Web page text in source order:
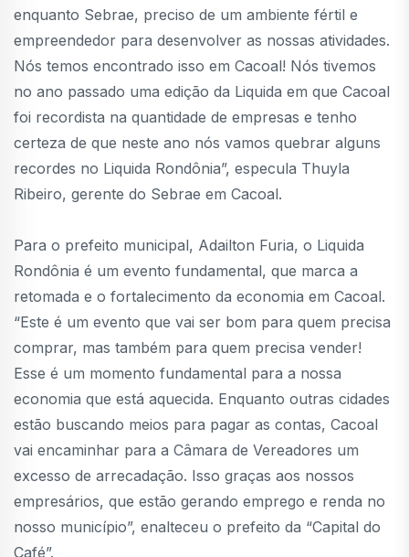
enquanto Sebrae, preciso de um ambiente fértil e
empreendedor para desenvolver as nossas atividades.
Nós temos encontrado isso em Cacoal! Nós tivemos
no ano passado uma edição da Liquida em que Cacoal
foi recordista na quantidade de empresas e tenho
certeza de que neste ano nós vamos quebrar alguns
recordes no Liquida Rondônia”, especula Thuyla
Ribeiro, gerente do Sebrae em Cacoal.
Para o prefeito municipal, Adailton Furia, o Liquida
Rondônia é um evento fundamental, que marca a
retomada e o fortalecimento da economia em Cacoal.
“Este é um evento que vai ser bom para quem precisa
comprar, mas também para quem precisa vender!
Esse é um momento fundamental para a nossa
economia que está aquecida. Enquanto outras cidades
estão buscando meios para pagar as contas, Cacoal
vai encaminhar para a Câmara de Vereadores um
excesso de arrecadação. Isso graças aos nossos
empresários, que estão gerando emprego e renda no
nosso município”, enalteceu o prefeito da “Capital do
Café”.